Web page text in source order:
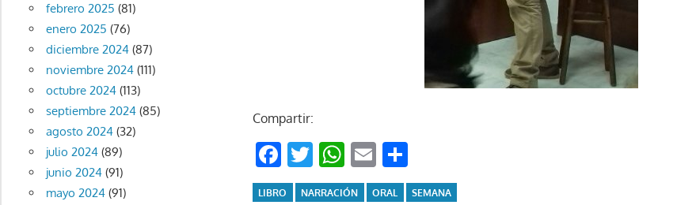
Compartir:
Facebook
Twitter
WhatsApp
Email
LIBRO NARRACIÓN ORAL SEMANA
febrero 2025 (81)
enero 2025 (76)
diciembre 2024(87)
noviembre 2024(111)
octubre 2024(113)
septiembre 2024(85)
agosto 2024(32)
julio 2024(89)
junio 2024(91)
mayo 2024(91)